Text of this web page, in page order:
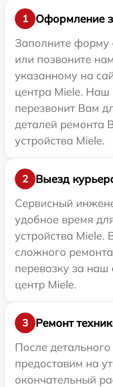
1
Оформление
Заполните форму
или позвоните
указанному на
центра Miele. Наш
перезвонит Вам
деталей ремонта
устройства Miele.
2
Выезд
Сервисный
удобное время
устройства Miele.
сложного
перевозку за наш
центр Miele.
3
Ремонт
После
предоставим на
окончательный